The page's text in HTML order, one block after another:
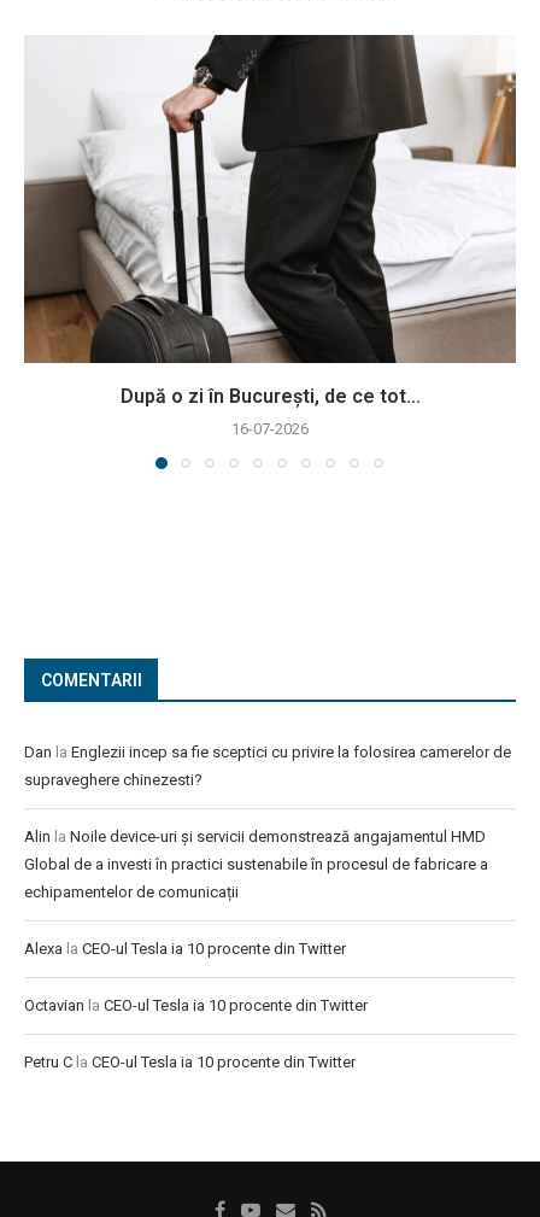
După o zi în București, de ce tot...
16-07-2026
COMENTARII
Dan la Englezii incep sa fie sceptici cu privire la folosirea camerelor de
supraveghere chinezesti?
Alin la Noile device-uri și servicii demonstrează angajamentul HMD
Global de a investi în practici sustenabile în procesul de fabricare a
echipamentelor de comunicații
Alexa la CEO-ul Tesla ia 10 procente din Twitter
Octavian la CEO-ul Tesla ia 10 procente din Twitter
Petru C la CEO-ul Tesla ia 10 procente din Twitter